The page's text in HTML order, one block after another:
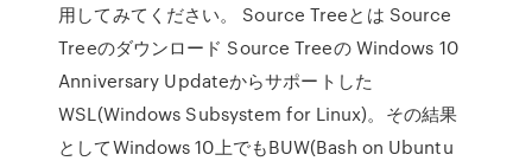
用してみてください。 Source Treeとは Source
Treeのダウンロード Source Treeの Windows 10
Anniversary Updateからサポートした
WSL(Windows Subsystem for Linux)。その結果
としてWindows 10上でもBUW(Bash on Ubuntu